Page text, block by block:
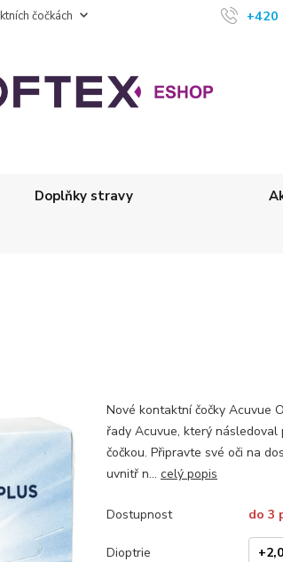
čočkách +420
Doplňky stravy
Nové kontaktní čočky Acuvue
řady Acuvue, který
čočkou. Připravte své oči na
uvnitř n... celý popis
Dostupnost do 3
Dioptrie